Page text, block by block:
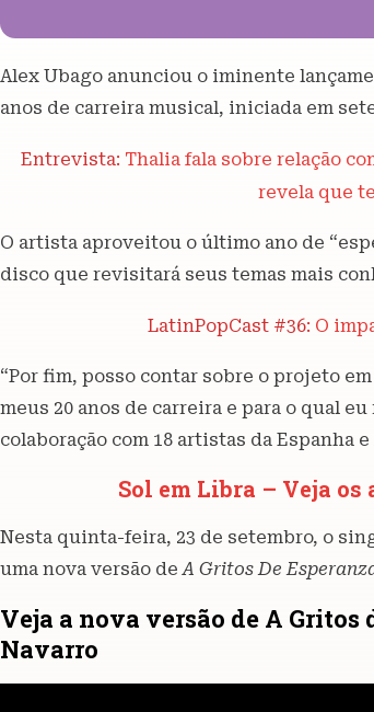
Alex Ubago anunciou o iminente
anos de carreira musical, iniciada em
Entrevista: Thalia fala sobre relação
revela que
O artista aproveitou o último ano de
disco que revisitará seus temas mais
LatinPopCast #36: O
“Por fim, posso contar sobre o projeto
meus 20 anos de carreira e para o qual
colaboração com 18 artistas da Espanha
Sol em Libra – Veja
Nesta quinta-feira, 23 de setembro, o
uma nova versão deA Gritos De
Veja a nova versão de A Gritos
Navarro